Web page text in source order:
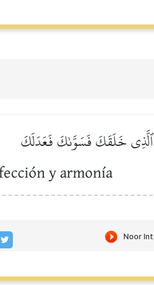
ٱلَّذِي خَلَقَكَ فَسَوَّىٰكَ فَعَدَلَكَ
y armonía